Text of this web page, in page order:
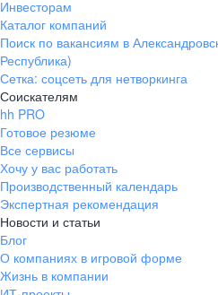
Инвесторам
Каталог компаний
Поиск по вакансиям в
Республика)
Сетка: соцсеть для нетворкинга
Соискателям
hh PRO
Готовое резюме
Все сервисы
Хочу у вас работать
Производственный календарь
Экспертная рекомендация
Новости и статьи
Блог
О компаниях в игровой форме
Жизнь в компании